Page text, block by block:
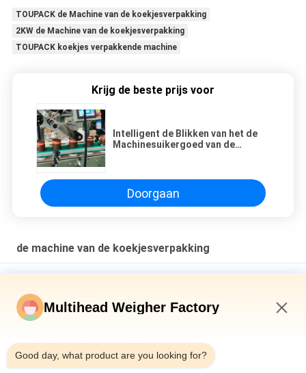
TOUPACK de Machine van de koekjesverpakking
2KW de Machine van de koekjesverpakking
TOUPACK koekjes verpakkende machine
Krijg de beste prijs voor
Intelligent de Blikken van het de
Machinesuikergoed van de
Doorgaan
de machine van de koekjesverpakking
Volledig automatische hoge snelheid stikstof verticale vorm
Multimateriaal 2,5 kg huisdiervoedselverpakkingsmachine
Multihead Weigher Factory
Good day, what product are you looking for?